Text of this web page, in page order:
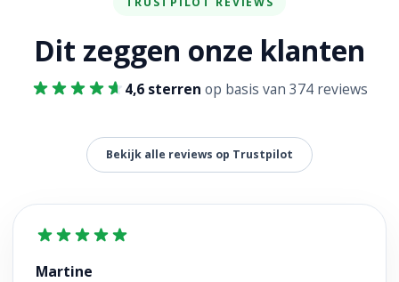
Dit zeggen onze klanten
4,6 sterren op basis van 374 reviews
Bekijk alle reviews op Trustpilot
Martine